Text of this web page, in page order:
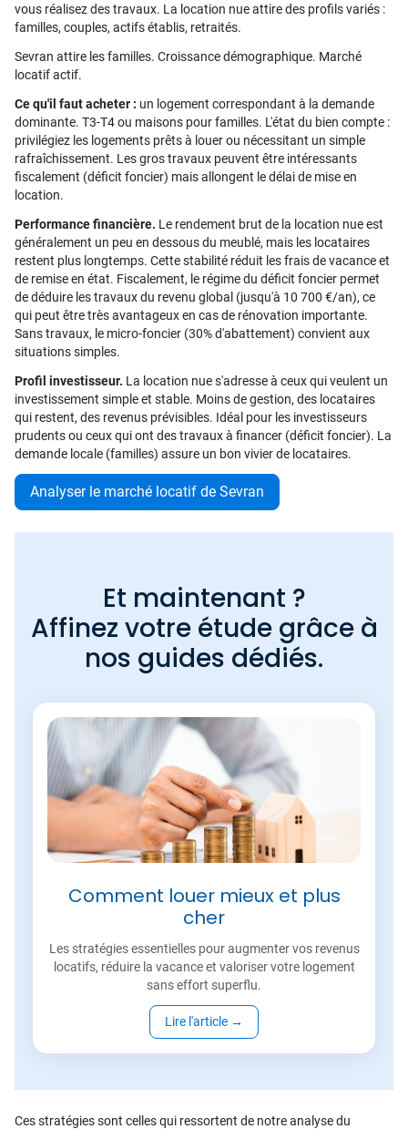
vous réalisez des travaux. La location nue attire des profils variés :
familles, couples, actifs établis, retraités.
Sevran attire les familles. Croissance démographique. Marché
locatif actif.
Ce qu'il faut acheter : un logement correspondant à la demande
dominante. T3-T4 ou maisons pour familles. L'état du bien compte :
privilégiez les logements prêts à louer ou nécessitant un simple
rafraîchissement. Les gros travaux peuvent être intéressants
fiscalement (déficit foncier) mais allongent le délai de mise en
location.
Performance financière. Le rendement brut de la location nue est
généralement un peu en dessous du meublé, mais les locataires
restent plus longtemps. Cette stabilité réduit les frais de vacance et
de remise en état. Fiscalement, le régime du déficit foncier permet
de déduire les travaux du revenu global (jusqu'à 10 700 €/an), ce
qui peut être très avantageux en cas de rénovation importante.
Sans travaux, le micro-foncier (30% d'abattement) convient aux
situations simples.
Profil investisseur. La location nue s'adresse à ceux qui veulent un
investissement simple et stable. Moins de gestion, des locataires
qui restent, des revenus prévisibles. Idéal pour les investisseurs
prudents ou ceux qui ont des travaux à financer (déficit foncier). La
demande locale (familles) assure un bon vivier de locataires.
Analyser le marché locatif de Sevran
Et maintenant ?
Affinez votre étude grâce à
nos guides dédiés.
Comment louer mieux et plus
cher
Les stratégies essentielles pour augmenter vos revenus
locatifs, réduire la vacance et valoriser votre logement
sans effort superflu.
Lire l'article →
Ces stratégies sont celles qui ressortent de notre analyse du